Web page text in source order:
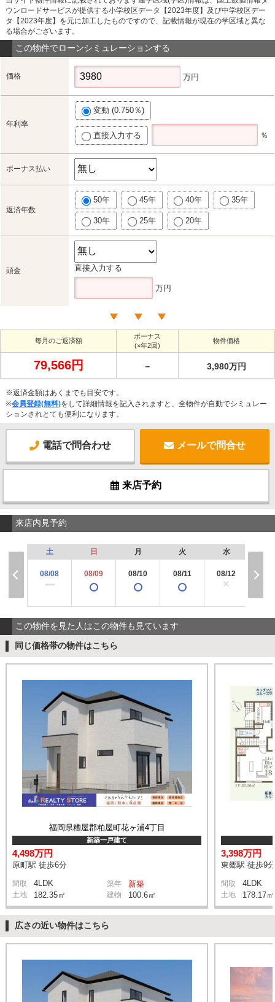
ウンロードサービスが提供する小学校区データ【2023年度】及び中学校区デー
タ【2023年度】を元に加工したものですので、記載情報が現在の学区域と異な
る場合がございます。
この物件でローンシミュレーションする
価格 万円
年利率
変動 (0.750％)
直接入力する ％
ボーナス払い
返済年数
50年 45年 40年 35年
30年 25年 20年
頭金 直接入力する
万円
毎月のご返済額
ボーナス
(×年2回)
物件価格
79,566円 － 3,980万円
※返済金額はあくまでも目安です。
※会員登録(無料)をして詳細情報を記入されますと、全物件が自動でシミュレー
ションされとても便利になります。
電話で問合わせ メールで問合せ
来店予約
来店内見予約
土
08/08
ー
日
08/09
月
08/10
火
08/11
水
08/12
×
この物件を見た人はこの物件も見ています
同じ価格帯の物件はこちら
福岡県糟屋郡粕屋町花ヶ浦4丁目
新築一戸建て
4,498万円
原町駅 徒歩6分
間取 4LDK 築年 新築
土地 182.35㎡ 建物 100.6㎡
3,398万円
東郷駅 徒歩9分
間取 4LDK
土地 178.17㎡
広さの近い物件はこちら